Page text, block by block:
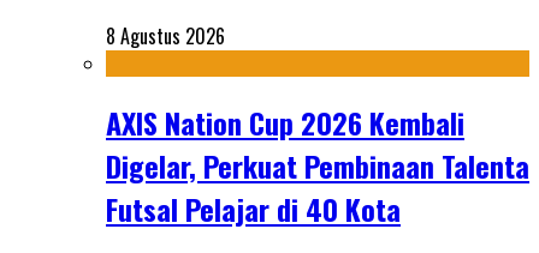
8 Agustus 2026
AXIS Nation Cup 2026 Kembali
Digelar, Perkuat Pembinaan Talenta
Futsal Pelajar di 40 Kota